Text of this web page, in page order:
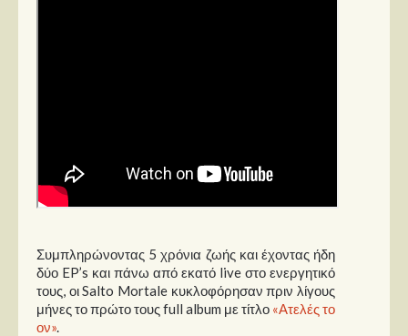
Συμπληρώνοντας 5 χρόνια ζωής και έχοντας ήδη
δύο EP’s και πάνω από εκατό live στο ενεργητικό
τους, οι Salto Mortale κυκλοφόρησαν πριν λίγους
μήνες το πρώτο τους full album με τίτλο «Ατελές το
ον».